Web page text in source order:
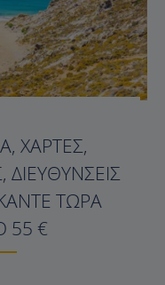
ΧΆΡΤΕΣ,
ΤΏΡΑ
55 €